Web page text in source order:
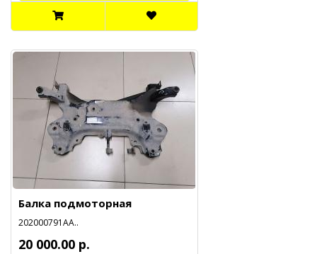
Балка подмоторная
202000791АА..
20 000.00 р.